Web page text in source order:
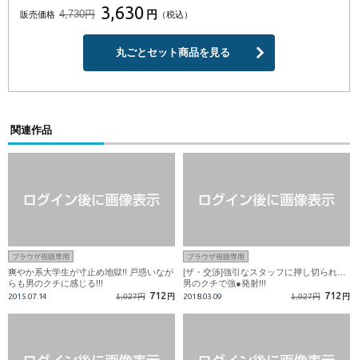
販売価格 4,730円 3,630 円 （税込）
丸ごとセット商品を見る
関連作品
ブラウザ視聴専用
爽やか系大学生が寸止め地獄!! 戸惑いなが
らも男のクチに感じる!!!
2015.07.14 1,027円 712 円
ブラウザ視聴専用
[ザ・交渉]強引なスタッフに押し切られ…
男のクチで強●発射!!!
2018.03.09 1,027円 712 円